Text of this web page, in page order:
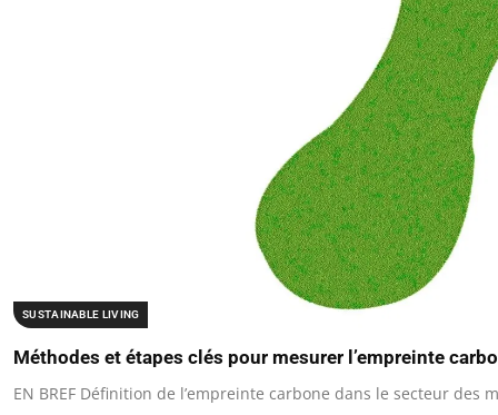
SUSTAINABLE LIVING
Méthodes et étapes clés pour mesurer l’empreinte
EN BREF Définition de l’empreinte carbone dans le secteur des